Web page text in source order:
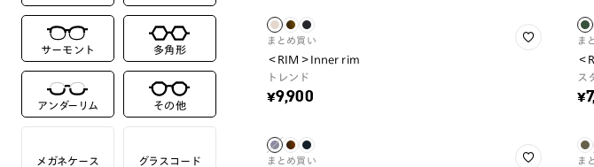
サーモント 多角形
アンダーリム その他
メガネケース グラスコード
まとめ買い
＜RIM＞Inner rim
トレンド
¥9,900
ま
＜
ス
まとめ買い ま